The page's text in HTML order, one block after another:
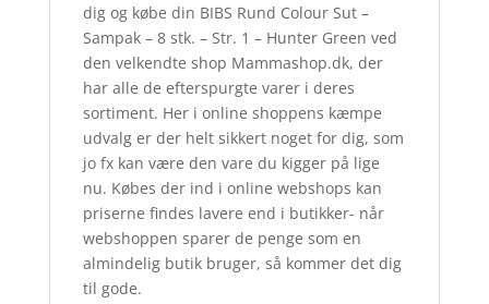
dig og købe din BIBS Rund Colour Sut –
Sampak – 8 stk. – Str. 1 – Hunter Green ved
den velkendte shop Mammashop.dk, der
har alle de efterspurgte varer i deres
sortiment. Her i online shoppens kæmpe
udvalg er der helt sikkert noget for dig, som
jo fx kan være den vare du kigger på lige
nu. Købes der ind i online webshops kan
priserne findes lavere end i butikker- når
webshoppen sparer de penge som en
almindelig butik bruger, så kommer det dig
til gode.